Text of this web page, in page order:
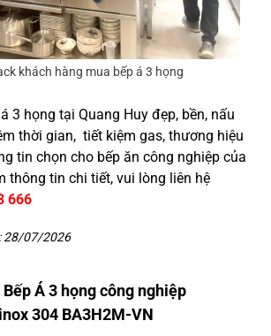
khách hàng mua bếp á 3 họng
3 họng tại Quang Huy đẹp, bền, nấu
thời gian, tiết kiệm gas, thương hiệu
tin chọn cho bếp ăn công nghiệp của
thông tin chi tiết, vui lòng liên hệ
666
28/07/2026
Á 3 họng công nghiệp
304 BA3H2M-VN